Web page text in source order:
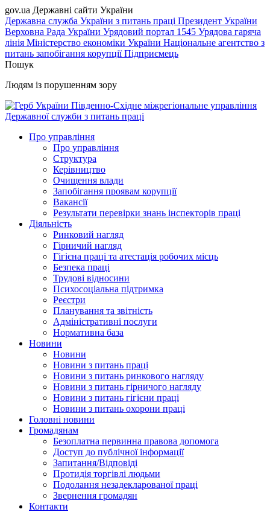
gov.ua Державні сайти України
Державна служба України з питань праці Президент України
Верховна Рада України Урядовий портал 1545 Урядова гаряча
лінія Міністерство економіки України Національне агентство з
питань запобігання корупціїПідприємець
Пошук
Людям із порушенням зору
Південно-Східне міжрегіональне управління
Державної служби з питань праці
Про управління
Про управління
Структура
Керівництво
Очищення влади
Запобігання проявам корупції
Вакансії
Результати перевірки знань інспекторів праці
Діяльність
Ринковий нагляд
Гірничий нагляд
Гігієна праці та атестація робочих місць
Безпека праці
Трудові відносини
Психосоціальна підтримка
Реєстри
Планування та звітність
Адміністративні послуги
Нормативна база
Новини
Новини
Новини з питань праці
Новини з питань ринкового нагляду
Новини з питань гірничого нагляду
Новини з питань гігієни праці
Новини з питань охорони праці
Головні новини
Громадянам
Безоплатна первинна правова допомога
Доступ до публічної інформації
Запитання/Відповіді
Протидія торгівлі людьми
Подолання незадекларованої праці
Звернення громадян
Контакти